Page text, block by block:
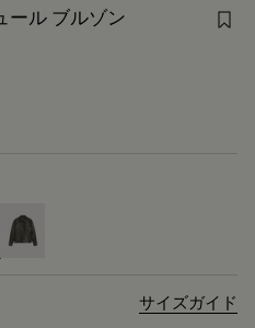
ール ブルゾン
selected
サイズガイド